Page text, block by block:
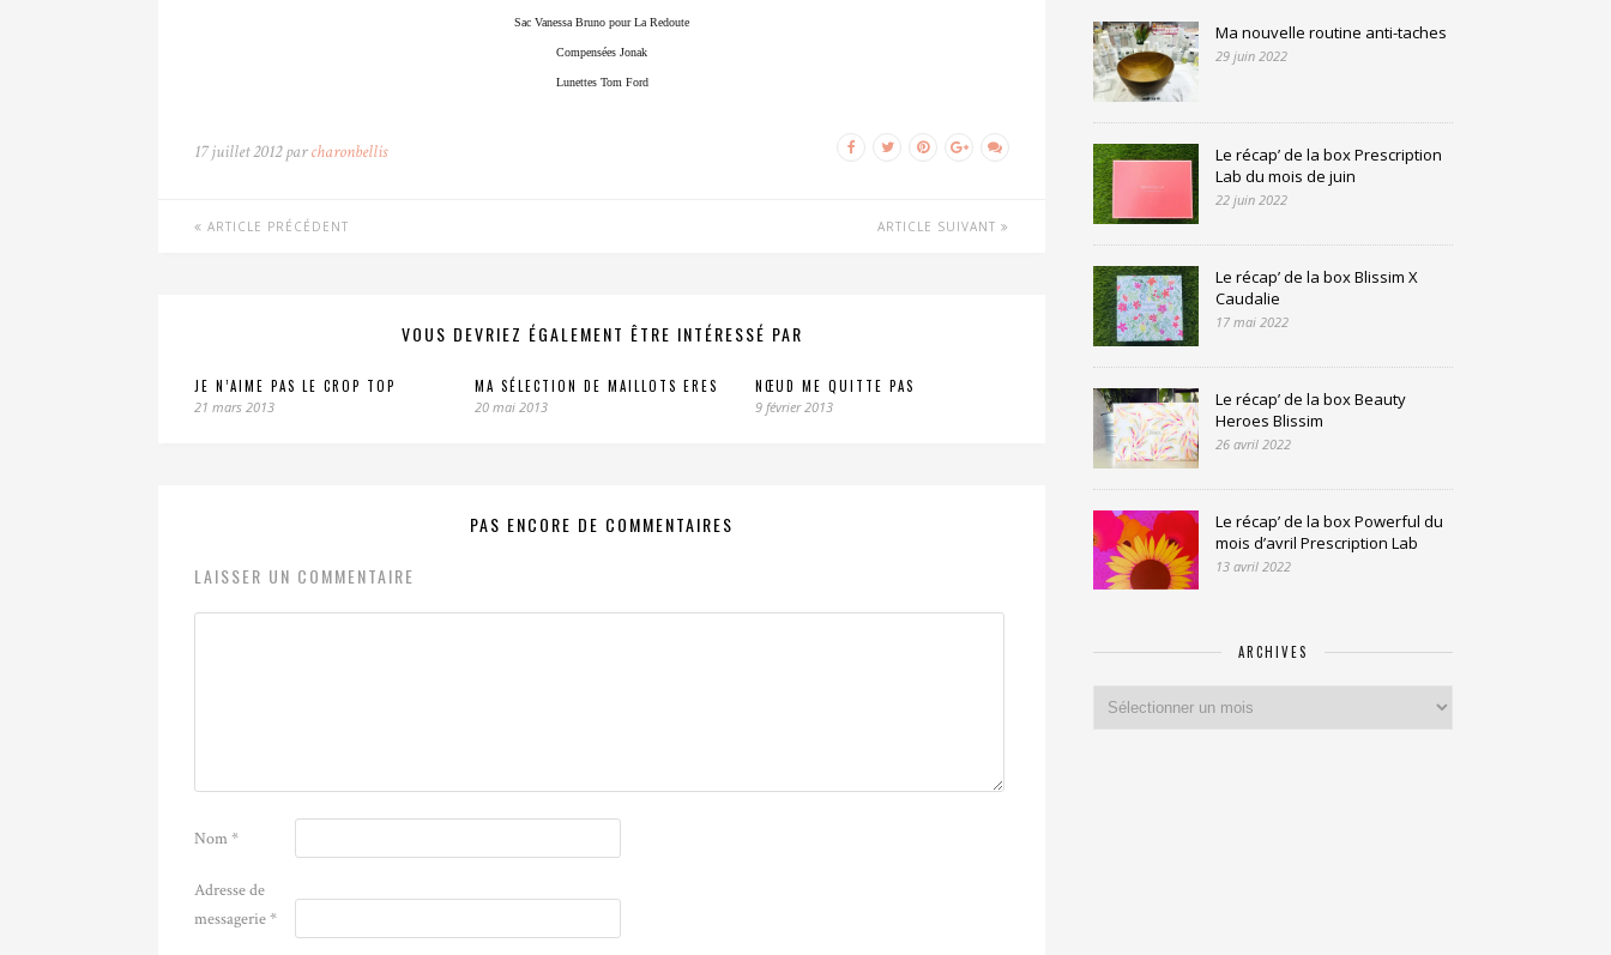
Sac Vanessa Bruno pour La Redoute
Compensées Jonak
Lunettes Tom Ford
17 juillet 2012 parcharonbellis
ARTICLE PRÉCÉDENT ARTICLE SUIVANT
VOUS DEVRIEZ ÉGALEMENT ÊTRE INTÉRESSÉ PAR
JE N’AIME PAS LE CROP TOP
21 mars 2013
MA SÉLECTION DE MAILLOTS ERES
20 mai 2013
NŒUD ME QUITTE PAS
9 février 2013
PAS ENCORE DE COMMENTAIRES
LAISSER UN COMMENTAIRE
Nom*
Adresse de
messagerie*
Ma nouvelle routine anti-taches
29 juin 2022
Le récap’ de la box Prescription
Lab du mois de juin
22 juin 2022
Le récap’ de la box Blissim X
Caudalie
17 mai 2022
Le récap’ de la box Beauty
Heroes Blissim
26 avril 2022
Le récap’ de la box Powerful du
mois d’avril Prescription Lab
13 avril 2022
ARCHIVES